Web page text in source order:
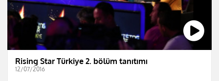
Rising Star Türkiye 2. bölüm tanıtımı
12/07/2016